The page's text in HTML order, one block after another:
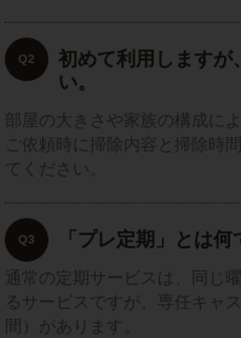
Q2
初めて利用しますが
い。
部屋の大きさや家族の構成に
ご依頼時に掃除内容と掃除時
てください。
Q3 「プレ定期」とは何
通常の定期サービスは、同じ
るサービスですが、専任キャ
間）があります。